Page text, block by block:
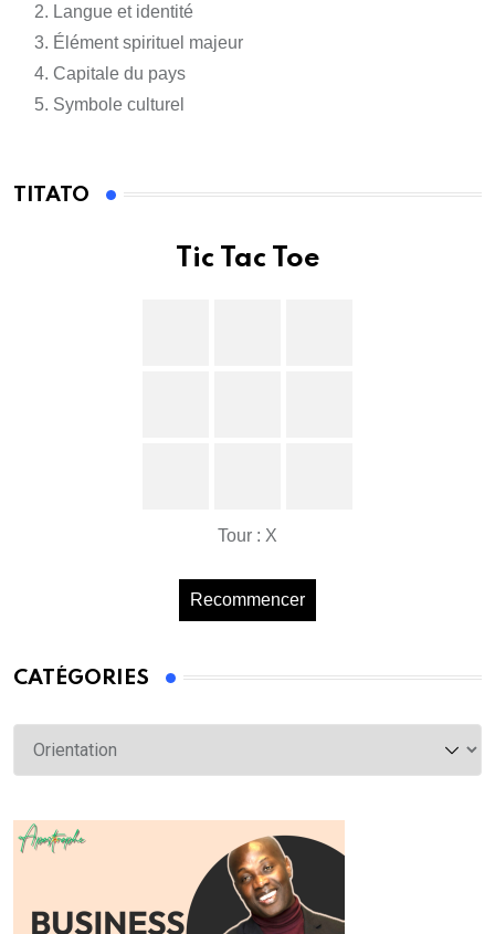
Langue et identité
Élément spirituel majeur
Capitale du pays
Symbole culturel
TITATO
Tic Tac Toe
Tour : X
Recommencer
CATÉGORIES